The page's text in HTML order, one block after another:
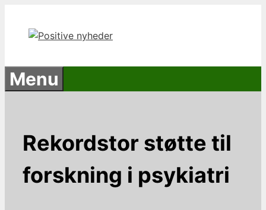
indhold
Menu
Rekordstor støtte til
forskning i psykiatri